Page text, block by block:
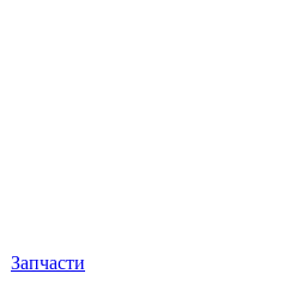
Запчасти